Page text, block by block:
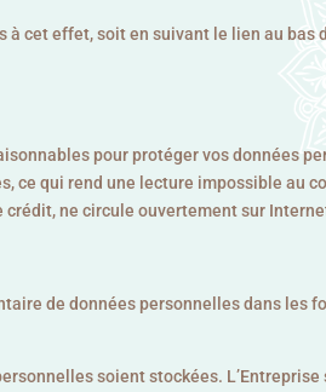
cet effet, soit en suivant le lien au bas
pour protéger vos données
ce qui rend une lecture impossible au
ne circule ouvertement sur
de données personnelles dans les
soient stockées. L’Entreprise